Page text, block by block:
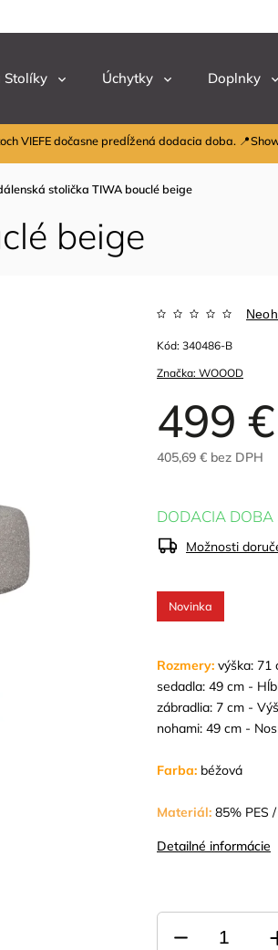
Stolíky Úchytky Doplnky
VIEFE dočasne predĺžená dodacia doba.
stolička TIWA bouclé beige
beige
Značka:WOOOD
499 €
405,69 € bez DPH
Kód: 340486-B
Novinka
Rozmery:výška: 71
sedadla: 49 cm -
zábradlia: 7 cm -
nohami: 49 cm -
Farba: béžová
Materiál: 85% PES
Detailné informácie
DODACIA
Možnosti